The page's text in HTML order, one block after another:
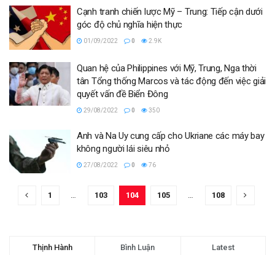
Cạnh tranh chiến lược Mỹ – Trung: Tiếp cận dưới
góc độ chủ nghĩa hiện thực
01/09/2022 0 2.9K
Quan hệ của Philippines với Mỹ, Trung, Nga thời
tân Tổng thống Marcos và tác động đến việc giải
quyết vấn đề Biển Đông
29/08/2022 0 350
Anh và Na Uy cung cấp cho Ukriane các máy bay
không người lái siêu nhỏ
27/08/2022 0 76
1 … 103 104 105 … 108
Thịnh Hành Bình Luận Latest